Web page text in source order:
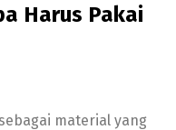
Harus Pakai
material yang